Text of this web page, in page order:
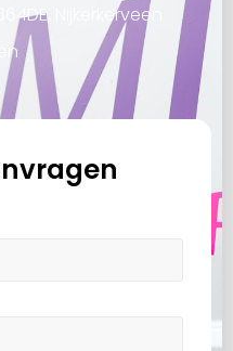
Nijkerkerveen